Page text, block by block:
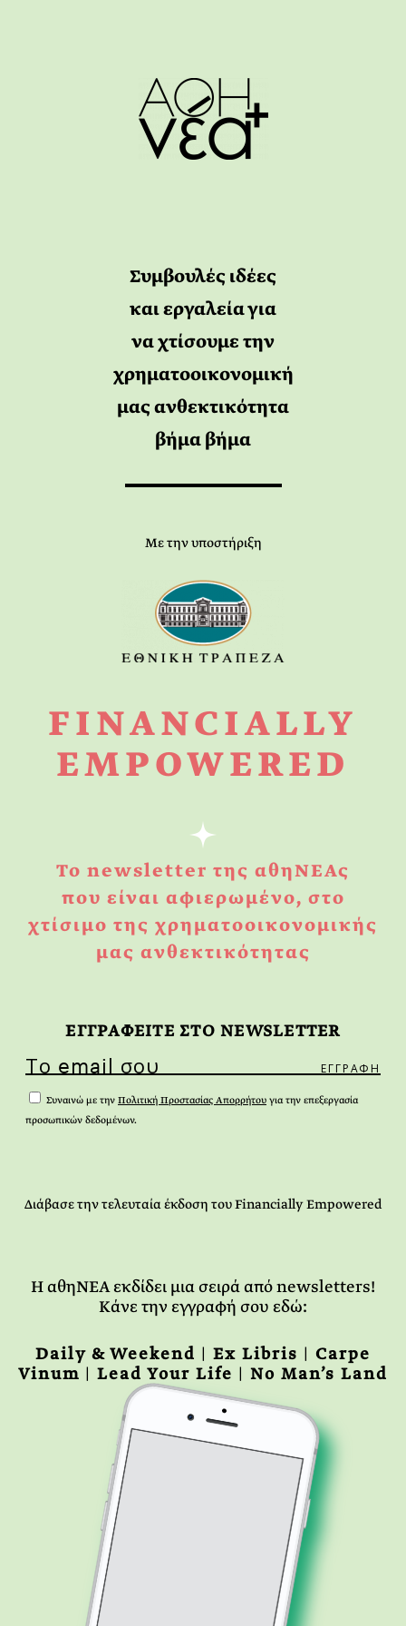
Συμβουλές ιδέες
και εργαλεία για
να χτίσουμε την
χρηματοοικονομική
μας ανθεκτικότητα
βήμα βήμα
Με την υποστήριξη
FINANCIALLY
EMPOWERED
Το newsletter της αθηΝΕΑς
που είναι αφιερωμένο, στο
χτίσιμο της χρηματοοικονομικής
μας ανθεκτικότητας
ΕΓΓPΑΦΕΙΤΕ ΣΤΟ NEWSLETTER
Συναινώ με την Πολιτική Προστασίας Απορρήτου για την επεξεργασία
προσωπικών δεδομένων.
Διάβασε την τελευταία έκδοση του Financially Empowered
Η αθηΝΕΑ εκδίδει μια σειρά από newsletters!
Κάνε την εγγραφή σου εδώ:
Daily & Weekend | Ex Libris | Carpe
Vinum | Lead Your Life | No Man’s Land